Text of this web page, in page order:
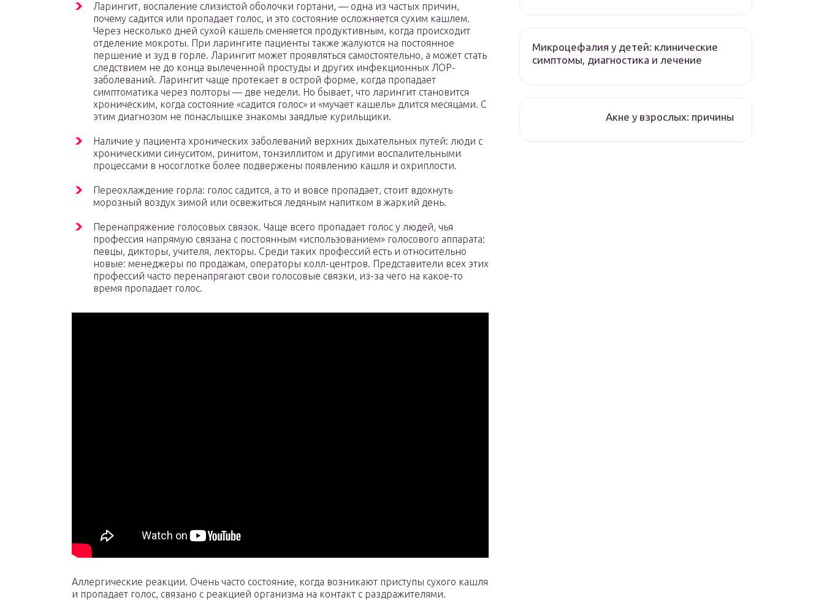
Ларингит, воспаление слизистой оболочки гортани, — одна из частых причин,
почему садится или пропадает голос, и это состояние осложняется сухим кашлем.
Через несколько дней сухой кашель сменяется продуктивным, когда происходит
отделение мокроты. При ларингите пациенты также жалуются на постоянное
першение и зуд в горле. Ларингит может проявляться самостоятельно, а может стать
следствием не до конца вылеченной простуды и других инфекционных ЛОР-
заболеваний. Ларингит чаще протекает в острой форме, когда пропадает
симптоматика через полторы — две недели. Но бывает, что ларингит становится
хроническим, когда состояние «садится голос» и «мучает кашель» длится месяцами. С
этим диагнозом не понаслышке знакомы заядлые курильщики.
Наличие у пациента хронических заболеваний верхних дыхательных путей: люди с
хроническими синуситом, ринитом, тонзиллитом и другими воспалительными
процессами в носоглотке более подвержены появлению кашля и охриплости.
Переохлаждение горла: голос садится, а то и вовсе пропадает, стоит вдохнуть
морозный воздух зимой или освежиться ледяным напитком в жаркий день.
Перенапряжение голосовых связок. Чаще всего пропадает голос у людей, чья
профессия напрямую связана с постоянным «использованием» голосового аппарата:
певцы, дикторы, учителя, лекторы. Среди таких профессий есть и относительно
новые: менеджеры по продажам, операторы колл-центров. Представители всех этих
профессий часто перенапрягают свои голосовые связки, из-за чего на какое-то
время пропадает голос.
Аллергические реакции. Очень часто состояние, когда возникают приступы сухого кашля
и пропадает голос, связано с реакцией организма на контакт с раздражителями.
Микроцефалия у детей: клинические
симптомы, диагностика и лечение
Акне у взрослых: причины